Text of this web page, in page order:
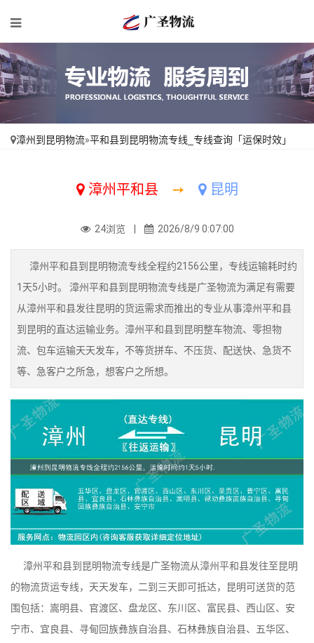
漳州到昆明物流»平和县到昆明物流专线_专线查询「运保时效」
漳州平和县 ➙ 昆明
24浏览 | 2026/8/9 0:07:00
漳州平和县到昆明物流专线全程约2156公里，专线运输耗时约
1天5小时。 漳州平和县到昆明物流专线是广圣物流为满足有需要
从漳州平和县发往昆明的货运需求而推出的专业从事漳州平和县
到昆明的直达运输业务。漳州平和县到昆明整车物流、零担物
流、包车运输天天发车，不等货拼车、不压货、配送快、急货不
等、急客户之所急，想客户之所想。
漳州平和县到昆明物流专线是广圣物流从漳州平和县发往至昆明
的物流货运专线，天天发车，二到三天即可抵达，昆明可送货的范
围包括：嵩明县、官渡区、盘龙区、东川区、富民县、西山区、安
宁市、宜良县、寻甸回族彝族自治县、石林彝族自治县、五华区、